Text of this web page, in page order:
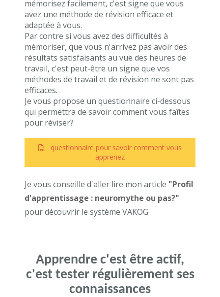
mémorisez facilement, c'est signe que vous
avez une méthode de révision efficace et
adaptée à vous.
Par contre si vous avez des difficultés à
mémoriser, que vous n'arrivez pas avoir des
résultats satisfaisants au vue des heures de
travail, c'est peut-être un signe que vos
méthodes de travail et de révision ne sont pas
efficaces.
Je vous propose un questionnaire ci-dessous
qui permettra de savoir comment vous faîtes
pour réviser?
questionnaire pour savoir comment vous
apprenez
Je vous conseille d'aller lire mon article "Profil
d'apprentissage : neuromythe ou pas?"
pour découvrir le système VAKOG
Apprendre c'est être actif,
c'est tester régulièrement ses
connaissances